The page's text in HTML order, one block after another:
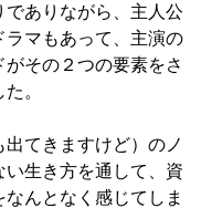
でありながら、主人公
マもあって、主演の
その２つの要素をさ
。
てきますけど）のノ
生き方を通して、資
んとなく感じてしま